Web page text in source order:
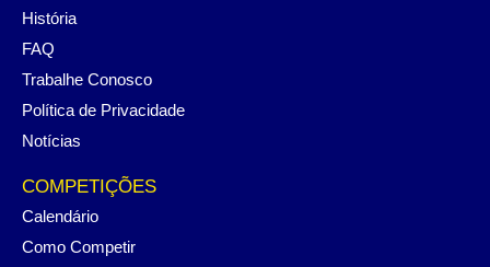
História
FAQ
Trabalhe Conosco
Política de Privacidade
Notícias
COMPETIÇÕES
Calendário
Como Competir